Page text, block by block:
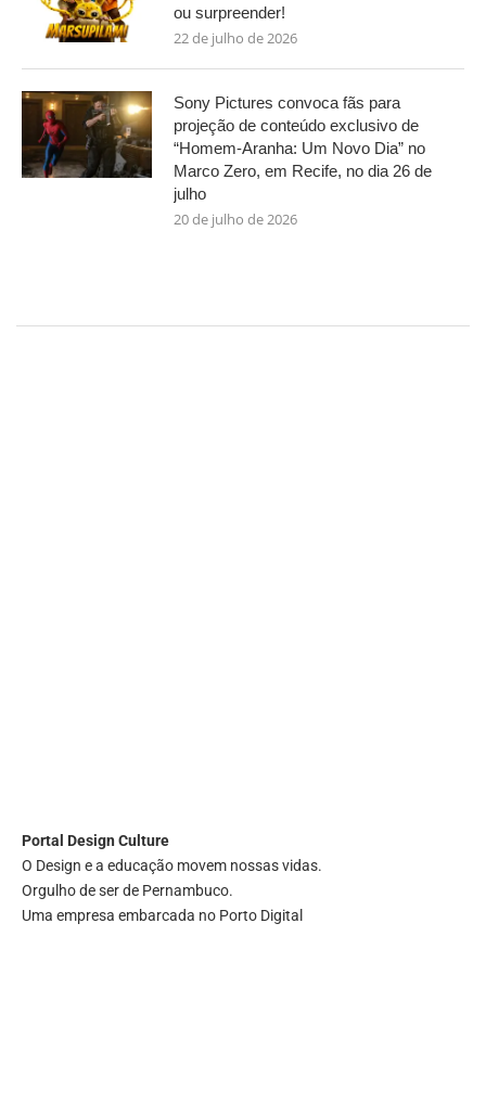
ou surpreender!
22 de julho de 2026
Sony Pictures convoca fãs para
projeção de conteúdo exclusivo de
“Homem-Aranha: Um Novo Dia” no
Marco Zero, em Recife, no dia 26 de
julho
20 de julho de 2026
Portal Design Culture
O Design e a educação movem nossas vidas.
Orgulho de ser de Pernambuco.
Uma empresa embarcada no Porto Digital